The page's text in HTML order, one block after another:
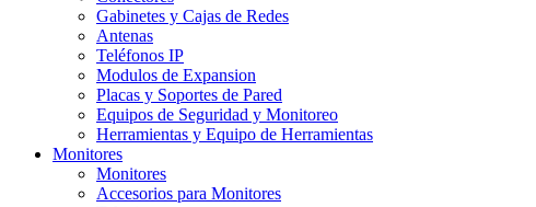
Gabinetes y Cajas de Redes
Antenas
Teléfonos IP
Modulos de Expansion
Placas y Soportes de Pared
Equipos de Seguridad y Monitoreo
Herramientas y Equipo de Herramientas
Monitores
Monitores
Accesorios para Monitores